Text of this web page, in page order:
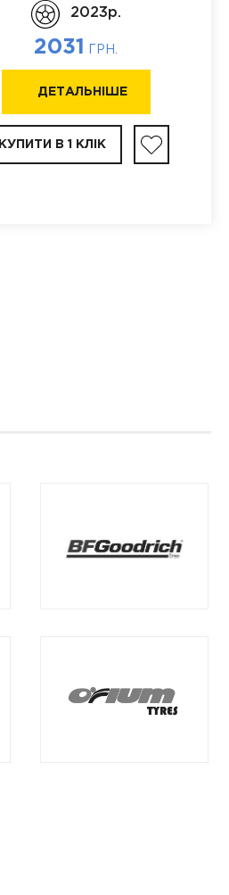
2023p.
2031 ГРН.
ДЕТАЛЬНІШЕ
КУПИТИ В 1 КЛІК